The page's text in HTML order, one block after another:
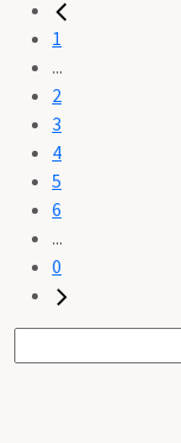
1
...
2
3
4
5
6
...
0